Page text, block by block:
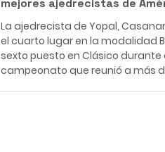
mejores ajedrecistas de
La ajedrecista de Yopal,
el cuarto lugar en la modalidad
sexto puesto en Clásico durante
campeonato que reunió a más